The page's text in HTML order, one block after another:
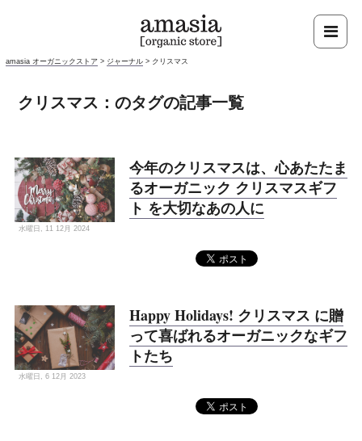
amasia オーガニックストア > ジャーナル > クリスマス
クリスマス：のタグの記事一覧
今年のクリスマスは、心あたたま
るオーガニック クリスマスギフ
ト を大切なあの人に
水曜日, 11 12月 2024
Happy Holidays! クリスマス に贈
って喜ばれるオーガニックなギフ
トたち
水曜日, 6 12月 2023